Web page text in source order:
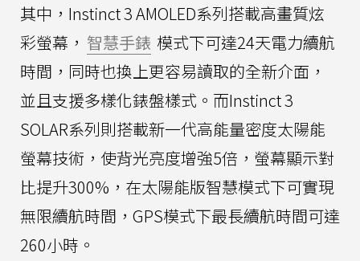
其中，Instinct 3 AMOLED系列搭載高畫質炫
彩螢幕， 智慧手錶 模式下可達24天電力續航
時間，同時也換上更容易讀取的全新介面，
並且支援多樣化錶盤樣式。而Instinct 3
SOLAR系列則搭載新一代高能量密度太陽能
螢幕技術，使背光亮度增強5倍，螢幕顯示對
比提升300%，在太陽能版智慧模式下可實現
無限續航時間，GPS模式下最長續航時間可達
260小時。